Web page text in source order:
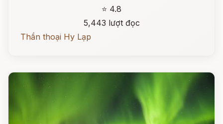
⭐ 4.8
5,443 lượt đọc
Thần thoại Hy Lạp